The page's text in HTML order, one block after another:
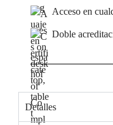
Acceso en
Doble
Detalles